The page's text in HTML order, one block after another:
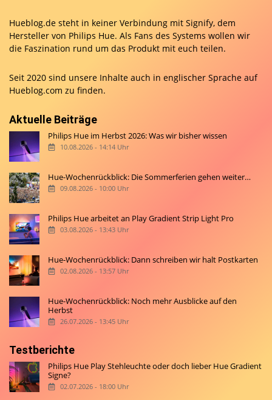
Hueblog.de steht in keiner Verbindung mit Signify, dem
Hersteller von Philips Hue. Als Fans des Systems wollen wir
die Faszination rund um das Produkt mit euch teilen.
Seit 2020 sind unsere Inhalte auch in englischer Sprache auf
Hueblog.com zu finden.
Aktuelle Beiträge
Philips Hue im Herbst 2026: Was wir bisher wissen
10.08.2026 - 14:14 Uhr
Hue-Wochenrückblick: Die Sommerferien gehen weiter…
09.08.2026 - 10:00 Uhr
Philips Hue arbeitet an Play Gradient Strip Light Pro
03.08.2026 - 13:43 Uhr
Hue-Wochenrückblick: Dann schreiben wir halt Postkarten
02.08.2026 - 13:57 Uhr
Hue-Wochenrückblick: Noch mehr Ausblicke auf den
Herbst
26.07.2026 - 13:45 Uhr
Testberichte
Philips Hue Play Stehleuchte oder doch lieber Hue Gradient
Signe?
02.07.2026 - 18:00 Uhr